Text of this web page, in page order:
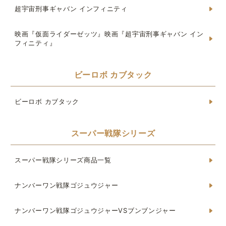
超宇宙刑事ギャバン インフィニティ
映画『仮面ライダーゼッツ』映画『超宇宙刑事ギャバン イン
フィニティ』
ビーロボ カブタック
ビーロボ カブタック
スーパー戦隊シリーズ
スーパー戦隊シリーズ商品一覧
ナンバーワン戦隊ゴジュウジャー
ナンバーワン戦隊ゴジュウジャーVSブンブンジャー